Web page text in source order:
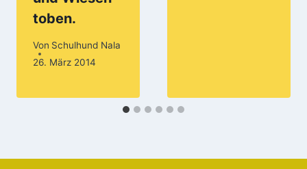
toben.
Von Schulhund Nala
26. März 2014